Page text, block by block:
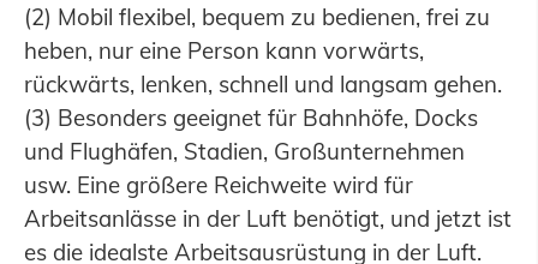
(2) Mobil flexibel, bequem zu bedienen, frei zu
heben, nur eine Person kann vorwärts,
rückwärts, lenken, schnell und langsam gehen.
(3) Besonders geeignet für Bahnhöfe, Docks
und Flughäfen, Stadien, Großunternehmen
usw. Eine größere Reichweite wird für
Arbeitsanlässe in der Luft benötigt, und jetzt ist
es die idealste Arbeitsausrüstung in der Luft.